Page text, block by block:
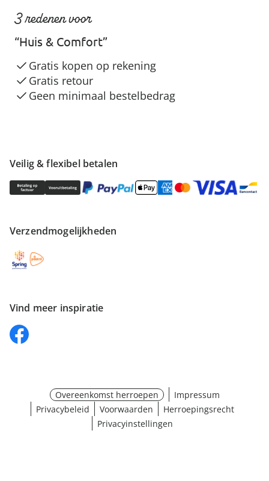
Veilig & flexibel betalen
Verzendmogelijkheden
Vind meer inspiratie
3 redenen voor
“Huis & Comfort”
Gratis kopen op rekening
Gratis retour
Geen minimaal bestelbedrag
Overeenkomst herroepen
Impressum
Privacybeleid
Voorwaarden
Herroepingsrecht
Privacyinstellingen